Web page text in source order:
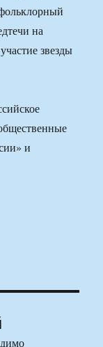
на
звезды
и